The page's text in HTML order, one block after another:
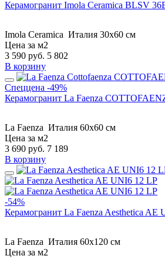
Керамогранит Imola Ceramica BLSV
Imola Ceramica Италия 30x60 см
Цена за м2
3 590 руб. 5 802
В корзину
Спеццена -49%
Керамогранит La Faenza
La Faenza Италия 60x60 см
Цена за м2
3 690 руб. 7 189
В корзину
-54%
Керамогранит La Faenza Aesthetica AE
La Faenza Италия 60x120 см
Цена за м2